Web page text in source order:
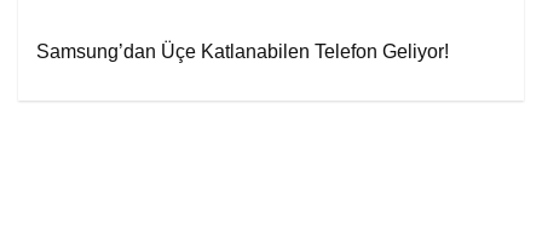
Samsung’dan Üçe Katlanabilen Telefon Geliyor!